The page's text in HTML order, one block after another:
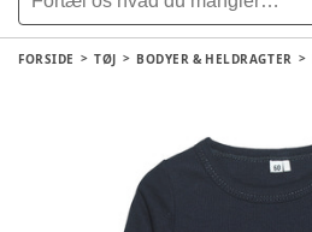
FORSIDE TØJ BODYER & HELDRAGTER